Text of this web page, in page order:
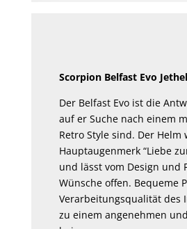
Scorpion Belfast Evo
Der Belfast Evo ist die
auf er Suche nach einem
Retro Style sind. Der
Hauptaugenmerk “Liebe
und lässt vom Design und
Wünsche offen. Bequeme
Verarbeitungsqualität des
zu einem angenehmen